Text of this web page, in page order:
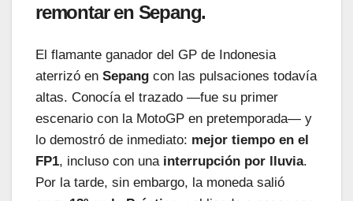
remontar en Sepang.
El flamante ganador del GP de Indonesia
aterrizó en Sepang con las pulsaciones todavía
altas. Conocía el trazado —fue su primer
escenario con la MotoGP en pretemporada— y
lo demostró de inmediato: mejor tiempo en el
FP1, incluso con una interrupción por lluvia.
Por la tarde, sin embargo, la moneda salió